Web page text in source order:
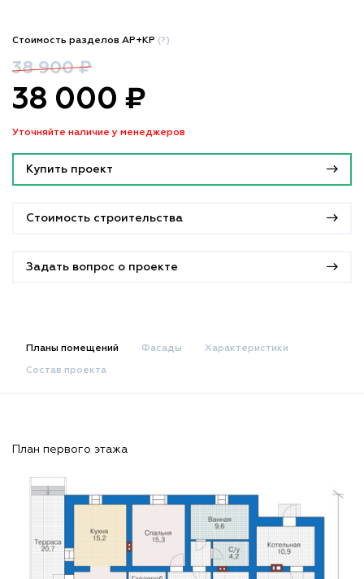
Стоимость разделов АР+КР (?)
38 900 ₽
38 000 ₽
Уточняйте наличие у менеджеров
Купить проект
Стоимость строительства
Задать вопрос о проекте
Планы помещений Фасады Характеристики
Состав проекта
План первого этажа